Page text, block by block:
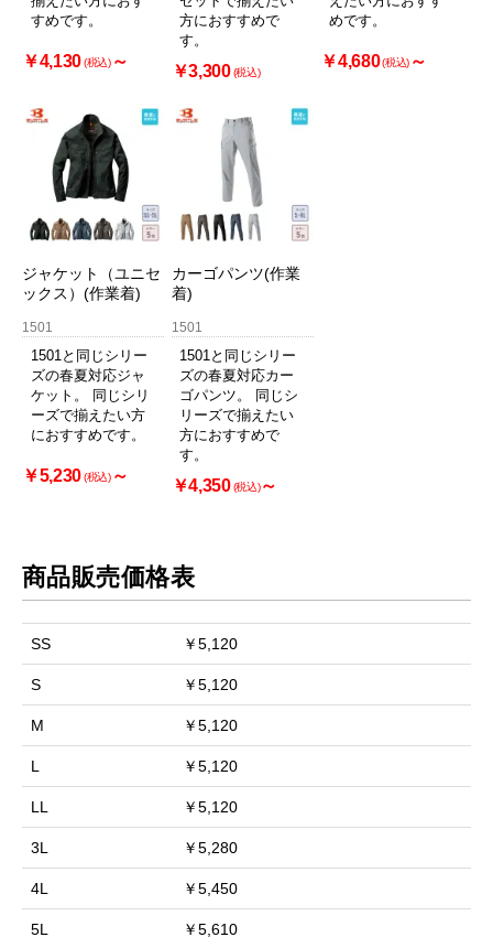
すめです。
￥4,130(税込)～
方におすすめで
す。
￥3,300 (税込)
めです。
￥4,680(税込) ～
ジャケット（ユニセ
ックス）(作業着)
1501
1501と同じシリー
ズの春夏対応ジャ
ケット。 同じシリ
ーズで揃えたい方
におすすめです。
￥5,230(税込)～
カーゴパンツ(作業
着)
1501
1501と同じシリー
ズの春夏対応カー
ゴパンツ。 同じシ
リーズで揃えたい
方におすすめで
す。
￥4,350 (税込)～
商品販売価格表
SS ￥5,120
S ￥5,120
M ￥5,120
L ￥5,120
LL ￥5,120
3L ￥5,280
4L ￥5,450
5L ￥5,610